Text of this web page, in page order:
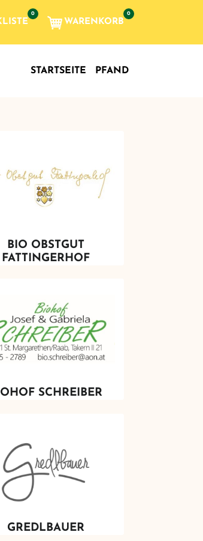
0
WARENKORB
0
STARTSEITE PFAND
BIO OBSTGUT
FATTINGERHOF
SCHREIBER
GREDLBAUER